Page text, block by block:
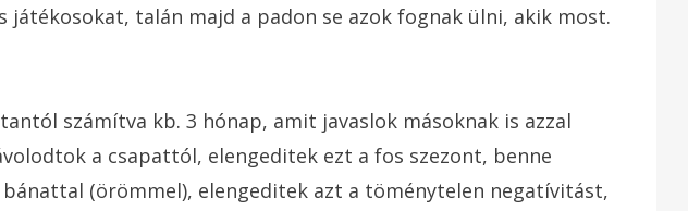
játékosokat, talán majd a padon se azok fognak ülni, akik most.
számítva kb. 3 hónap, amit javaslok másoknak is azzal
a csapattól, elengeditek ezt a fos szezont, benne
(örömmel), elengeditek azt a töménytelen negatívitást,